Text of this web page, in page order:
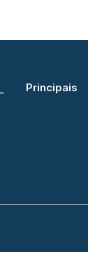
Principais